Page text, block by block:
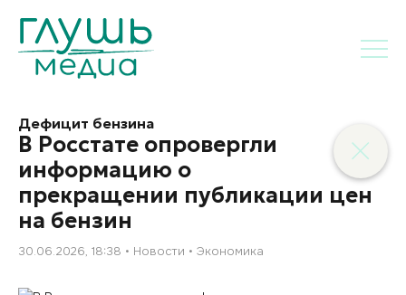
Дефицит бензина
В Росстате опровергли
информацию о
прекращении публикации цен
на бензин
30.06.2026, 18:38 Новости Экономика